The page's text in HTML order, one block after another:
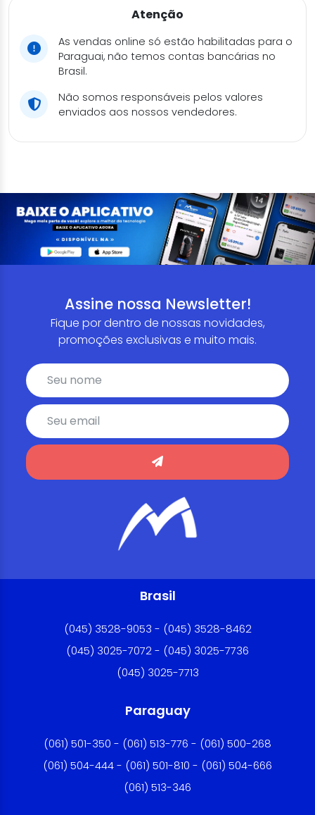
Atenção
As vendas online só estão habilitadas para o
Paraguai, não temos contas bancárias no
Brasil.
Não somos responsáveis pelos valores
enviados aos nossos vendedores.
Assine nossa Newsletter!
Fique por dentro de nossas novidades,
promoções exclusivas e muito mais.
Brasil
(045) 3528-9053 - (045) 3528-8462
(045) 3025-7072 - (045) 3025-7736
(045) 3025-7713
Paraguay
(061) 501-350 - (061) 513-776 - (061) 500-268
(061) 504-444 - (061) 501-810 - (061) 504-666
(061) 513-346